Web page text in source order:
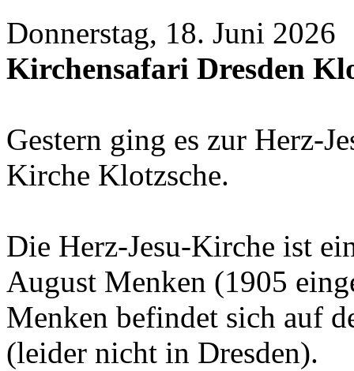
Donnerstag, 18. Juni 2026
Kirchensafari Dresden
Gestern ging es zur Herz-
Kirche Klotzsche.
Die Herz-Jesu-Kirche ist
August Menken (1905
Menken befindet sich auf
(leider nicht in Dresden).